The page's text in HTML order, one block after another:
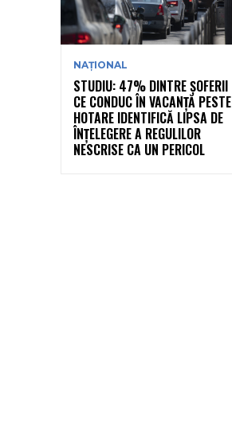
NAȚIONAL
STUDIU: 47% DINTRE ȘOFERII
CE CONDUC ÎN VACANȚĂ PESTE
HOTARE IDENTIFICĂ LIPSA DE
ÎNȚELEGERE A REGULILOR
NESCRISE CA UN PERICOL